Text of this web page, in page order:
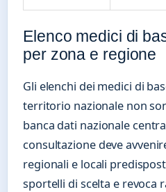
Elenco medici di
per zona e regione
Gli elenchi dei medici di
territorio nazionale non
banca dati nazionale
consultazione deve
regionali e locali
sportelli di scelta e revoca